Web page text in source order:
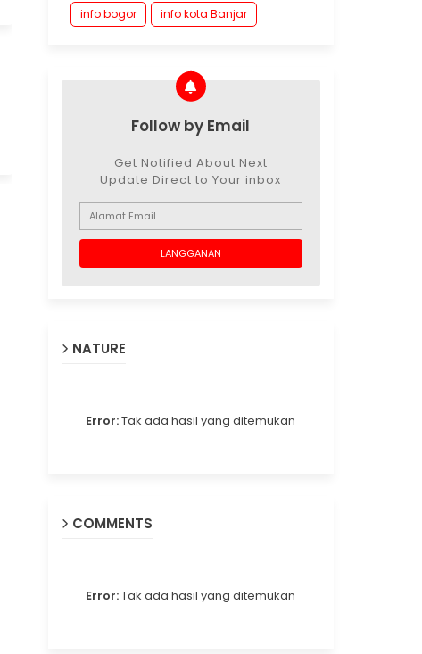
info bogor
info kota Banjar
Follow by Email
Get Notified About Next
Update Direct to Your inbox
NATURE
Error:Tak ada hasil yang ditemukan
COMMENTS
Error:Tak ada hasil yang ditemukan